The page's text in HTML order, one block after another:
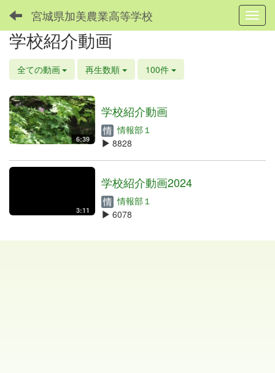
宮城県加美農業高等学校
学校紹介動画
全ての動画 再生数順 100件
6:39
学校紹介動画
情報部１
8828
3:11
学校紹介動画2024
情報部１
6078